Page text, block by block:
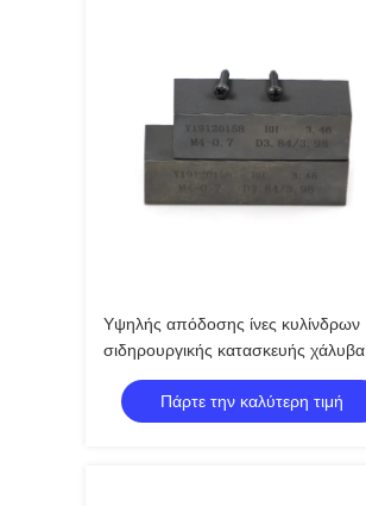
Υψηλής απόδοσης ίνες κυλίνδρων
σιδηρουργικής κατασκευής χάλυβα
χάλυβα HRC 58-65 Δυνατότητα
Πάρτε την καλύτερη τιμή